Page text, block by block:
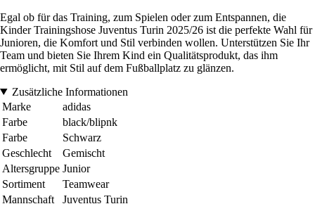
Egal ob für das Training, zum Spielen oder zum Entspannen, die
Kinder Trainingshose Juventus Turin 2025/26 ist die perfekte Wahl für
Junioren, die Komfort und Stil verbinden wollen. Unterstützen Sie Ihr
Team und bieten Sie Ihrem Kind ein Qualitätsprodukt, das ihm
ermöglicht, mit Stil auf dem Fußballplatz zu glänzen.
Zusätzliche Informationen
Marke
adidas
Farbe
black/blipnk
Farbe
Schwarz
Geschlecht
Gemischt
Altersgruppe Junior
Sortiment
Teamwear
Mannschaft
Juventus Turin